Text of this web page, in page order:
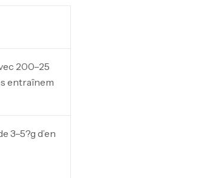
200–25
entraînem
3–5?g d’en